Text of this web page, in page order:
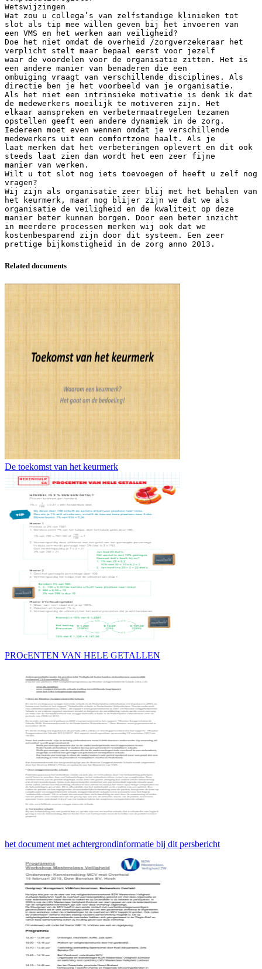
Related documents
De toekomst van het keurmerk
PROcENTEN VAN HELE GETALLEN
het document met achtergrondinformatie bij dit persbericht